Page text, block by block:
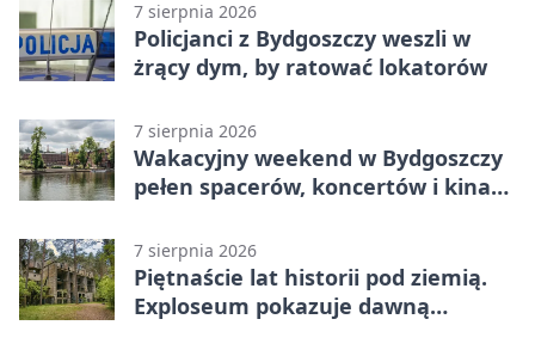
7 sierpnia 2026
Policjanci z Bydgoszczy weszli w
żrący dym, by ratować lokatorów
7 sierpnia 2026
Wakacyjny weekend w Bydgoszczy
pełen spacerów, koncertów i kina
7 sierpnia 2026
Piętnaście lat historii pod ziemią.
Exploseum pokazuje dawną